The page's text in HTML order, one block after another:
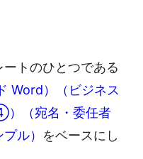
トのひとつである
Word）（ビジネス
）（宛名・委任者
ル） をベースにし